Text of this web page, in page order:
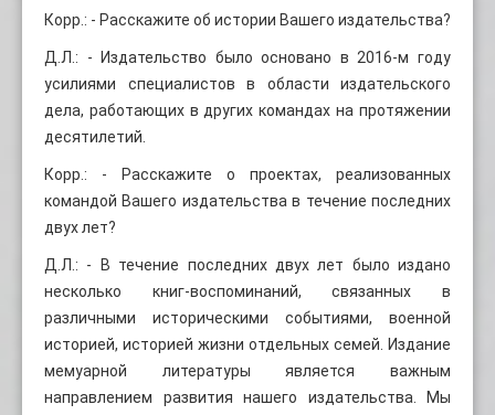
Корр.: - Расскажите об истории Вашего издательства?
Д.Л.: - Издательство было основано в 2016-м году
усилиями специалистов в области издательского
дела, работающих в других командах на протяжении
десятилетий.
Корр.: - Расскажите о проектах, реализованных
командой Вашего издательства в течение последних
двух лет?
Д.Л.: - В течение последних двух лет было издано
несколько книг-воспоминаний, связанных в
различными историческими событиями, военной
историей, историей жизни отдельных семей. Издание
мемуарной литературы является важным
направлением развития нашего издательства. Мы